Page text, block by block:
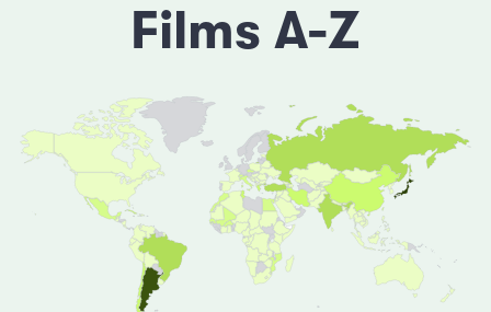
Films A-Z